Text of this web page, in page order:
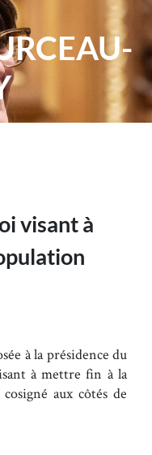
visant à
à la présidence du
à mettre fin à la
aux côtés de